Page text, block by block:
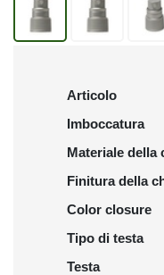
Articolo
Imboccatura
Materiale della
Finitura della
Color closure
Tipo di testa
Testa